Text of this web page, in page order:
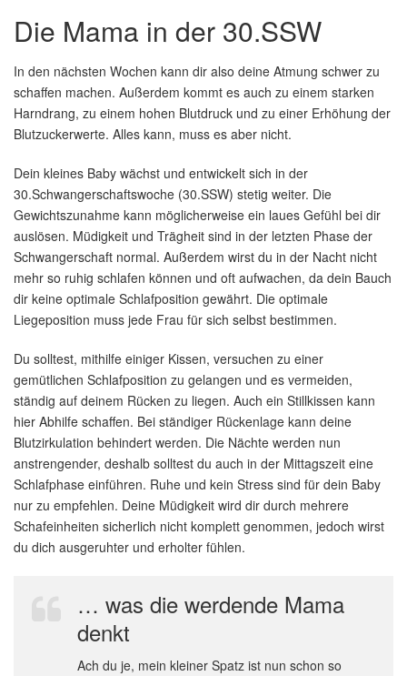
Die Mama in der 30.SSW
In den nächsten Wochen kann dir also deine Atmung schwer zu
schaffen machen. Außerdem kommt es auch zu einem starken
Harndrang, zu einem hohen Blutdruck und zu einer Erhöhung der
Blutzuckerwerte. Alles kann, muss es aber nicht.
Dein kleines Baby wächst und entwickelt sich in der
30.Schwangerschaftswoche (30.SSW) stetig weiter. Die
Gewichtszunahme kann möglicherweise ein laues Gefühl bei dir
auslösen. Müdigkeit und Trägheit sind in der letzten Phase der
Schwangerschaft normal. Außerdem wirst du in der Nacht nicht
mehr so ruhig schlafen können und oft aufwachen, da dein Bauch
dir keine optimale Schlafposition gewährt. Die optimale
Liegeposition muss jede Frau für sich selbst bestimmen.
Du solltest, mithilfe einiger Kissen, versuchen zu einer
gemütlichen Schlafposition zu gelangen und es vermeiden,
ständig auf deinem Rücken zu liegen. Auch ein Stillkissen kann
hier Abhilfe schaffen. Bei ständiger Rückenlage kann deine
Blutzirkulation behindert werden. Die Nächte werden nun
anstrengender, deshalb solltest du auch in der Mittagszeit eine
Schlafphase einführen. Ruhe und kein Stress sind für dein Baby
nur zu empfehlen. Deine Müdigkeit wird dir durch mehrere
Schafeinheiten sicherlich nicht komplett genommen, jedoch wirst
du dich ausgeruhter und erholter fühlen.
… was die werdende Mama
denkt
Ach du je, mein kleiner Spatz ist nun schon so